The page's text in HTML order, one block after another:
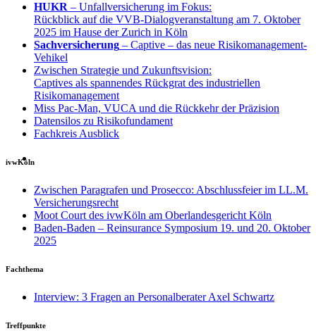
HUKR – Unfallversicherung im Fokus:
Rückblick auf die VVB-Dialogveranstaltung am 7. Oktober
2025 im Hause der Zurich in Köln
Sachversicherung – Captive – das neue Risikomanagement-
Vehikel
Zwischen Strategie und Zukunftsvision:
Captives als spannendes Rückgrat des industriellen
Risikomanagement
Miss Pac-Man, VUCA und die Rückkehr der Präzision
Datensilos zu Risikofundament
Fachkreis Ausblick
ivwKöln
Zwischen Paragrafen und Prosecco: Abschlussfeier im LL.M.
Versicherungsrecht
Moot Court des ivwKöln am Oberlandesgericht Köln
Baden-Baden – Reinsurance Symposium 19. und 20. Oktober
2025
Fachthema
Interview: 3 Fragen an Personalberater Axel Schwartz
Treffpunkte